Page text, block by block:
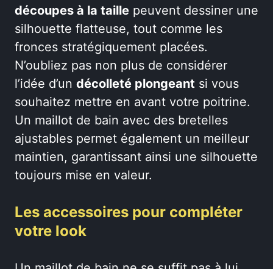
découpes à la taille peuvent dessiner une
silhouette flatteuse, tout comme les
fronces stratégiquement placées.
N’oubliez pas non plus de considérer
l’idée d’un décolleté plongeant si vous
souhaitez mettre en avant votre poitrine.
Un maillot de bain avec des bretelles
ajustables permet également un meilleur
maintien, garantissant ainsi une silhouette
toujours mise en valeur.
Les accessoires pour compléter
votre look